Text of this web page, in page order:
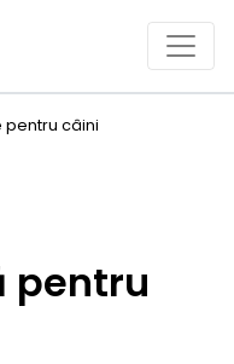
pentru câini
pentru